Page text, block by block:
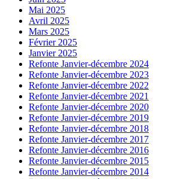
Mai 2025
Avril 2025
Mars 2025
Février 2025
Janvier 2025
Refonte Janvier-décembre 2024
Refonte Janvier-décembre 2023
Refonte Janvier-décembre 2022
Refonte Janvier-décembre 2021
Refonte Janvier-décembre 2020
Refonte Janvier-décembre 2019
Refonte Janvier-décembre 2018
Refonte Janvier-décembre 2017
Refonte Janvier-décembre 2016
Refonte Janvier-décembre 2015
Refonte Janvier-décembre 2014